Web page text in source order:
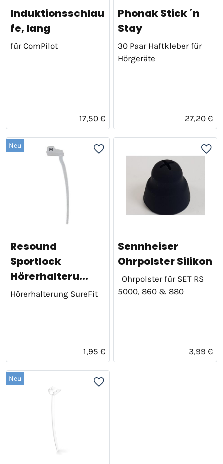
Induktionsschlau
fe, lang
für ComPilot
17,50 €
Phonak Stick ´n
Stay
30 Paar Haftkleber für
Hörgeräte
27,20 €
Neu
Resound
Sportlock
Hörerhalteru...
Hörerhalterung SureFit
1,95 €
Sennheiser
Ohrpolster Silikon
Ohrpolster für SET RS
5000, 860 & 880
3,99 €
Neu